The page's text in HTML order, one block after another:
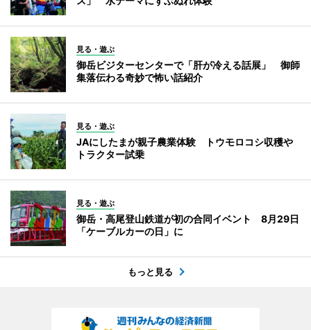
見る・遊ぶ
御岳ビジターセンターで「肝が冷える話展」 御師
集落伝わる奇妙で怖い話紹介
見る・遊ぶ
JAにしたまが親子農業体験 トウモロコシ収穫や
トラクター試乗
見る・遊ぶ
御岳・高尾登山鉄道が初の合同イベント 8月29日
「ケーブルカーの日」に
もっと見る